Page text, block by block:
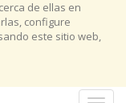
de ellas en
configure
este sitio web,